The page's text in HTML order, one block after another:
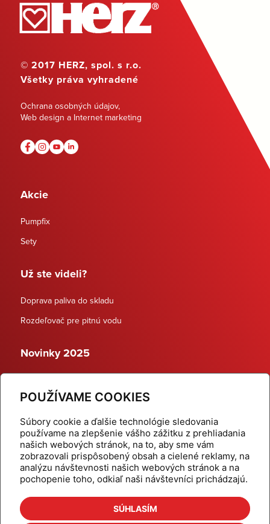
POUŽÍVAME COOKIES
Súbory cookie a ďalšie technológie sledovania
používame na zlepšenie vášho zážitku z prehliadania
našich webových stránok, na to, aby sme vám
zobrazovali prispôsobený obsah a cielené reklamy, na
analýzu návštevnosti našich webových stránok a na
pochopenie toho, odkiaľ naši návštevníci prichádzajú.
SÚHLASÍM
© 2017 HERZ, spol. s r.o.
Všetky práva vyhradené
Ochrana osobných údajov,
Web design a Internet marketing
Akcie
Pumpfix
Sety
Už ste videli?
Doprava paliva do skladu
Rozdeľovač pre pitnú vodu
Novinky 2025
Dynamické termostatické ventily
Domov
Produkty
Aktuality
Odber šikovné tipy
Kalkulačky
Cenníky
Na stiahnutie
Referencie